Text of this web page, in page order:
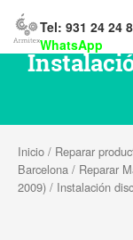
Tel: 931 24 24
WhatsApp
Inicio / Reparar
Barcelona / Reparar
2009) / Instalación